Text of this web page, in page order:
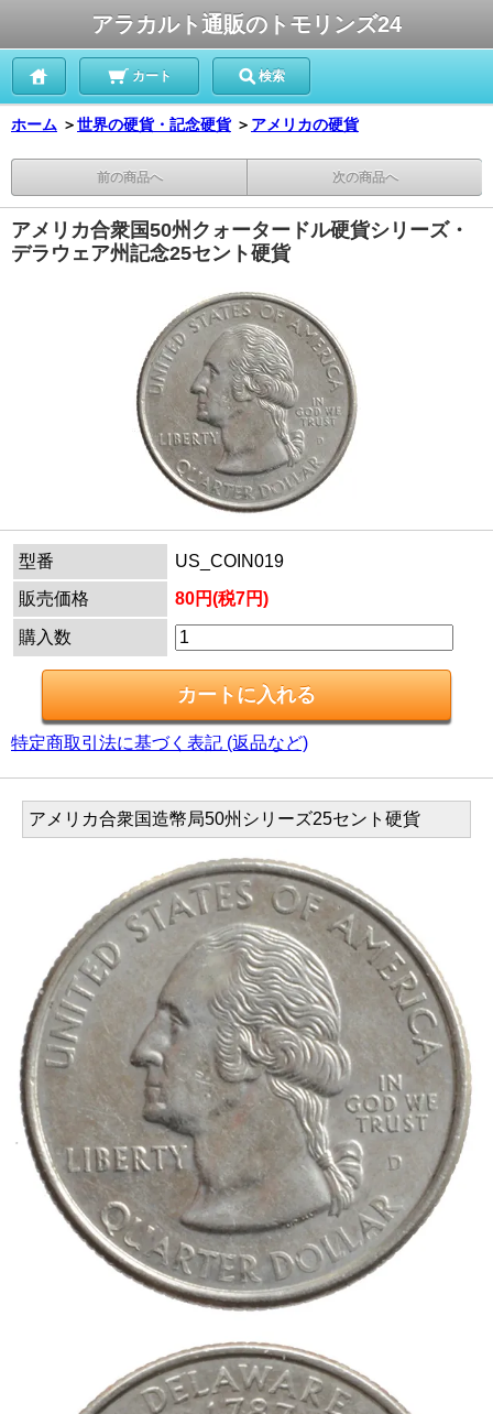
アラカルト通販のトモリンズ24
カート 検索
ホーム ＞世界の硬貨・記念硬貨 ＞ アメリカの硬貨
前の商品へ 次の商品へ
アメリカ合衆国50州クォータードル硬貨シリーズ・
デラウェア州記念25セント硬貨
型番
US_COIN019
販売価格
80円(税7円)
購入数
特定商取引法に基づく表記 (返品など)
アメリカ合衆国造幣局50州シリーズ25セント硬貨